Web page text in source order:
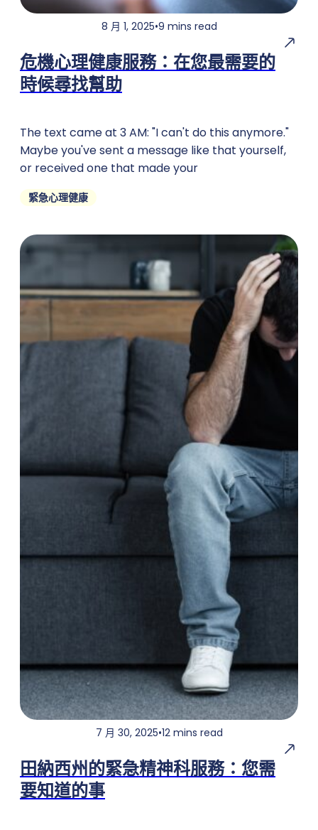
8 月 1, 2025•9 mins read
危機心理健康服務：在您最需要的
時候尋找幫助
The text came at 3 AM: "I can't do this anymore."
Maybe you've sent a message like that yourself,
or received one that made your
緊急心理健康
7 月 30, 2025•12 mins read
田納西州的緊急精神科服務：您需
要知道的事